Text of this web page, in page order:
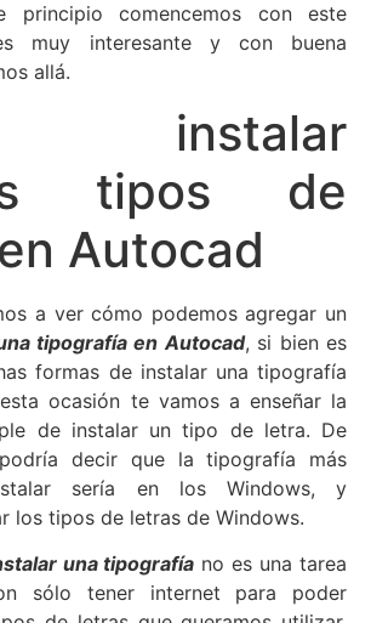
principio comencemos con este
muy interesante y con buena
allá.
instalar
tipos de
Autocad
a ver cómo podemos agregar un
tipografía en Autocad, si bien es
formas de instalar una tipografía
ocasión te vamos a enseñar la
de instalar un tipo de letra. De
decir que la tipografía más
sería en los Windows, y
los tipos de letras de Windows.
una tipografía no es una tarea
sólo tener internet para poder